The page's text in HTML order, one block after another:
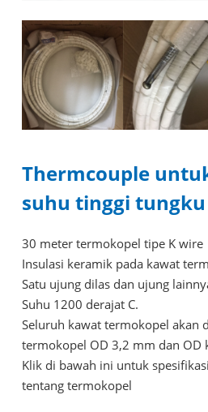
Thermcouple
suhu tinggi tungku
30 meter termokopel tipe K wire
Insulasi keramik pada kawat
Satu ujung dilas dan ujung
Suhu 1200 derajat C.
Seluruh kawat termokopel akan
termokopel OD 3,2 mm dan OD
Klik di bawah ini untuk
tentang termokopel